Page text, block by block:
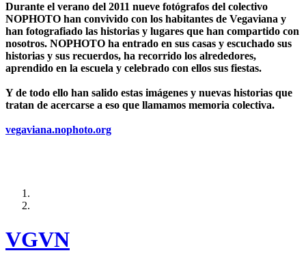
Durante el verano del 2011 nueve fotógrafos del colectivo
NOPHOTO han convivido con los habitantes de Vegaviana y
han fotografiado las historias y lugares que han compartido con
nosotros. NOPHOTO ha entrado en sus casas y escuchado sus
historias y sus recuerdos, ha recorrido los alrededores,
aprendido en la escuela y celebrado con ellos sus fiestas.
Y de todo ello han salido estas imágenes y nuevas historias que
tratan de acercarse a eso que llamamos memoria colectiva.
vegaviana.nophoto.org
VGVN